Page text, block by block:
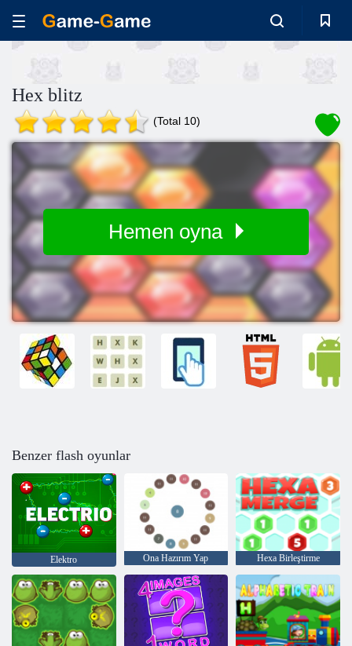
Hex blitz
(Total 10)
Hemen oyna
Benzer flash oyunlar
Elektro Ona Hazırım Yap Hexa Birleştirme